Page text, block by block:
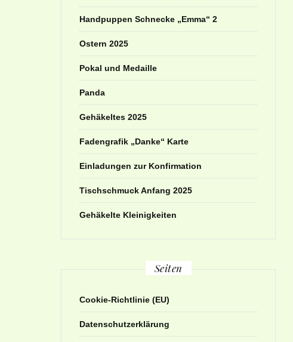
Handpuppen Schnecke „Emma“ 2
Ostern 2025
Pokal und Medaille
Panda
Gehäkeltes 2025
Fadengrafik „Danke“ Karte
Einladungen zur Konfirmation
Tischschmuck Anfang 2025
Gehäkelte Kleinigkeiten
Seiten
Cookie-Richtlinie (EU)
Datenschutzerklärung